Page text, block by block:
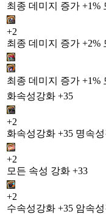
최종 데미지 증가 +1%
+2
최종 데미지 증가 +2%
최종 데미지 증가 +1%
화속성강화 +35
+2
화속성강화 +35 명속
+2
모든 속성 강화 +33
+2
수속성강화 +35 암속